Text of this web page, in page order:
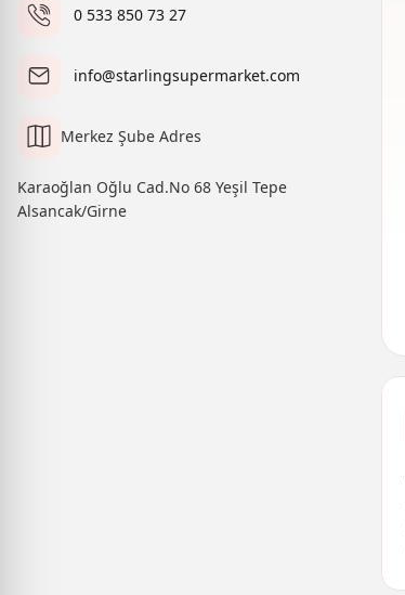
0 533 850 73 27
info@starlingsupermarket.com
Merkez Şube Adres
Karaoğlan Oğlu Cad.No 68 Yeşil Tepe
Alsancak/Girne